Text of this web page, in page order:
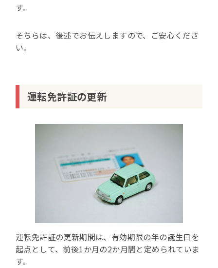
す。
そちらは、後述でお伝えしますので、ご安心くださ
い。
運転免許証の更新
運転免許証の更新期間は、有効期限の年の誕生日を
起点として、前後1か月の2か月間と定められていま
す。